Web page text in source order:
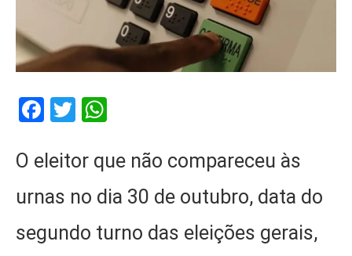
Facebook
Twitter
O eleitor que não compareceu às
urnas no dia 30 de outubro, data do
segundo turno das eleições gerais,